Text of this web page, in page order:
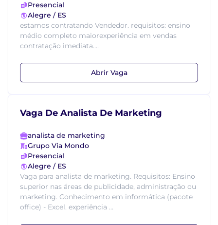
Presencial
Alegre / ES
estamos contratando Vendedor. requisitos: ensino
médio completo maiorexperiência em vendas
contratação imediata....
Abrir Vaga
Vaga De Analista De Marketing
analista de marketing
Grupo Via Mondo
Presencial
Alegre / ES
Vaga para analista de marketing. Requisitos: Ensino
superior nas áreas de publicidade, administração ou
marketing. Conhecimento em informática (pacote
office) - Excel. experiência ...